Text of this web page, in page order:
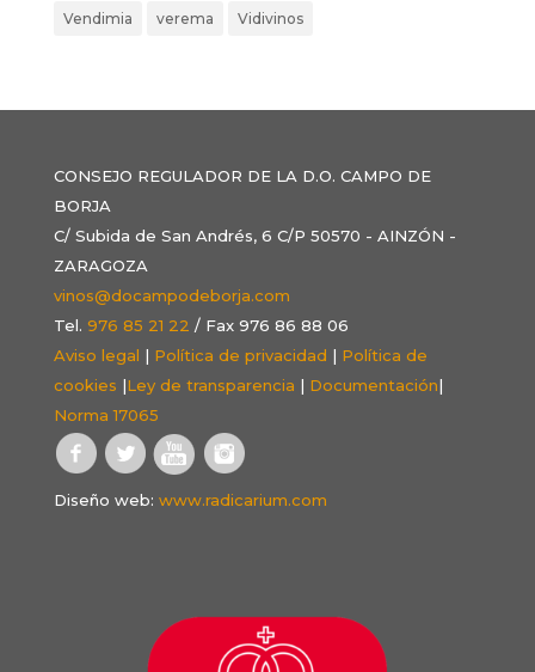
Vendimia verema Vidivinos
CONSEJO REGULADOR DE LA D.O. CAMPO DE
BORJA
C/ Subida de San Andrés, 6 C/P 50570 - AINZÓN -
ZARAGOZA
vinos@docampodeborja.com
Tel. 976 85 21 22 / Fax 976 86 88 06
Aviso legal | Política de privacidad | Política de
cookies |Ley de transparencia | Documentación|
Norma 17065
Diseño web: www.radicarium.com